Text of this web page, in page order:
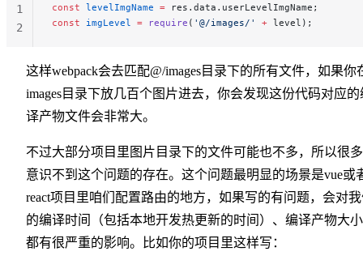
const levelImgName = res.data.userLevelImgName;
const imgLevel = require ( '@/images/' + level);
1
2
这样webpack会去匹配@/images目录下的所有文件，如果你
images目录下放几百个图片进去，你会发现这份代码对应的
译产物文件会非常大。
不过大部分项目里图片目录下的文件可能也不多，所以很
意识不到这个问题的存在。这个问题最明显的场景是vue或
react项目里咱们配置路由的地方，如果写的有问题，会对
的编译时间（包括本地开发热更新的时间）、编译产物大
都有很严重的影响。比如你的项目里这样写：